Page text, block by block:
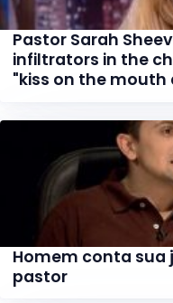
Pastor Sarah
infiltrators in the
"kiss on the
Homem conta
pastor